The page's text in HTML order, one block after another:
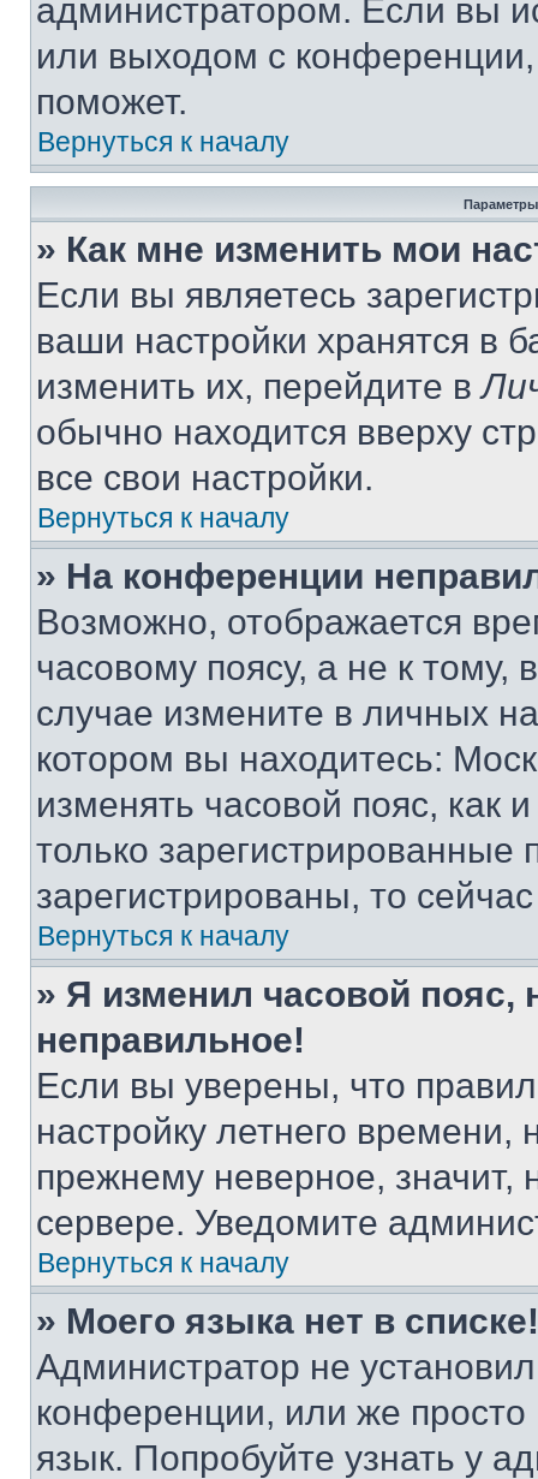
администратором. Если вы
или выходом с
поможет.
Вернуться к началу
Параметры
» Как мне изменить мои
Если вы являетесь
ваши настройки хранятся в
изменить их, перейдите в
обычно находится вверху
все свои настройки.
Вернуться к началу
» На конференции
Возможно, отображается
часовому поясу, а не к тому,
случае измените в личных
котором вы находитесь:
изменять часовой пояс, как
только
зарегистрированы, то
Вернуться к началу
» Я изменил часовой пояс,
неправильное!
Если вы уверены, что
настройку летнего
прежнему неверное, значит,
сервере. Уведомите
Вернуться к началу
» Моего языка нет в списке!
Администратор не
конференции, или же
язык. Попробуйте узнать у